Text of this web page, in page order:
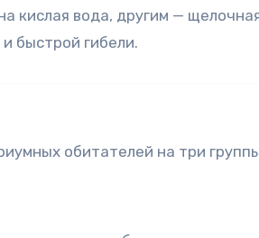
кислая вода, другим —
быстрой гибели.
обитателей на три